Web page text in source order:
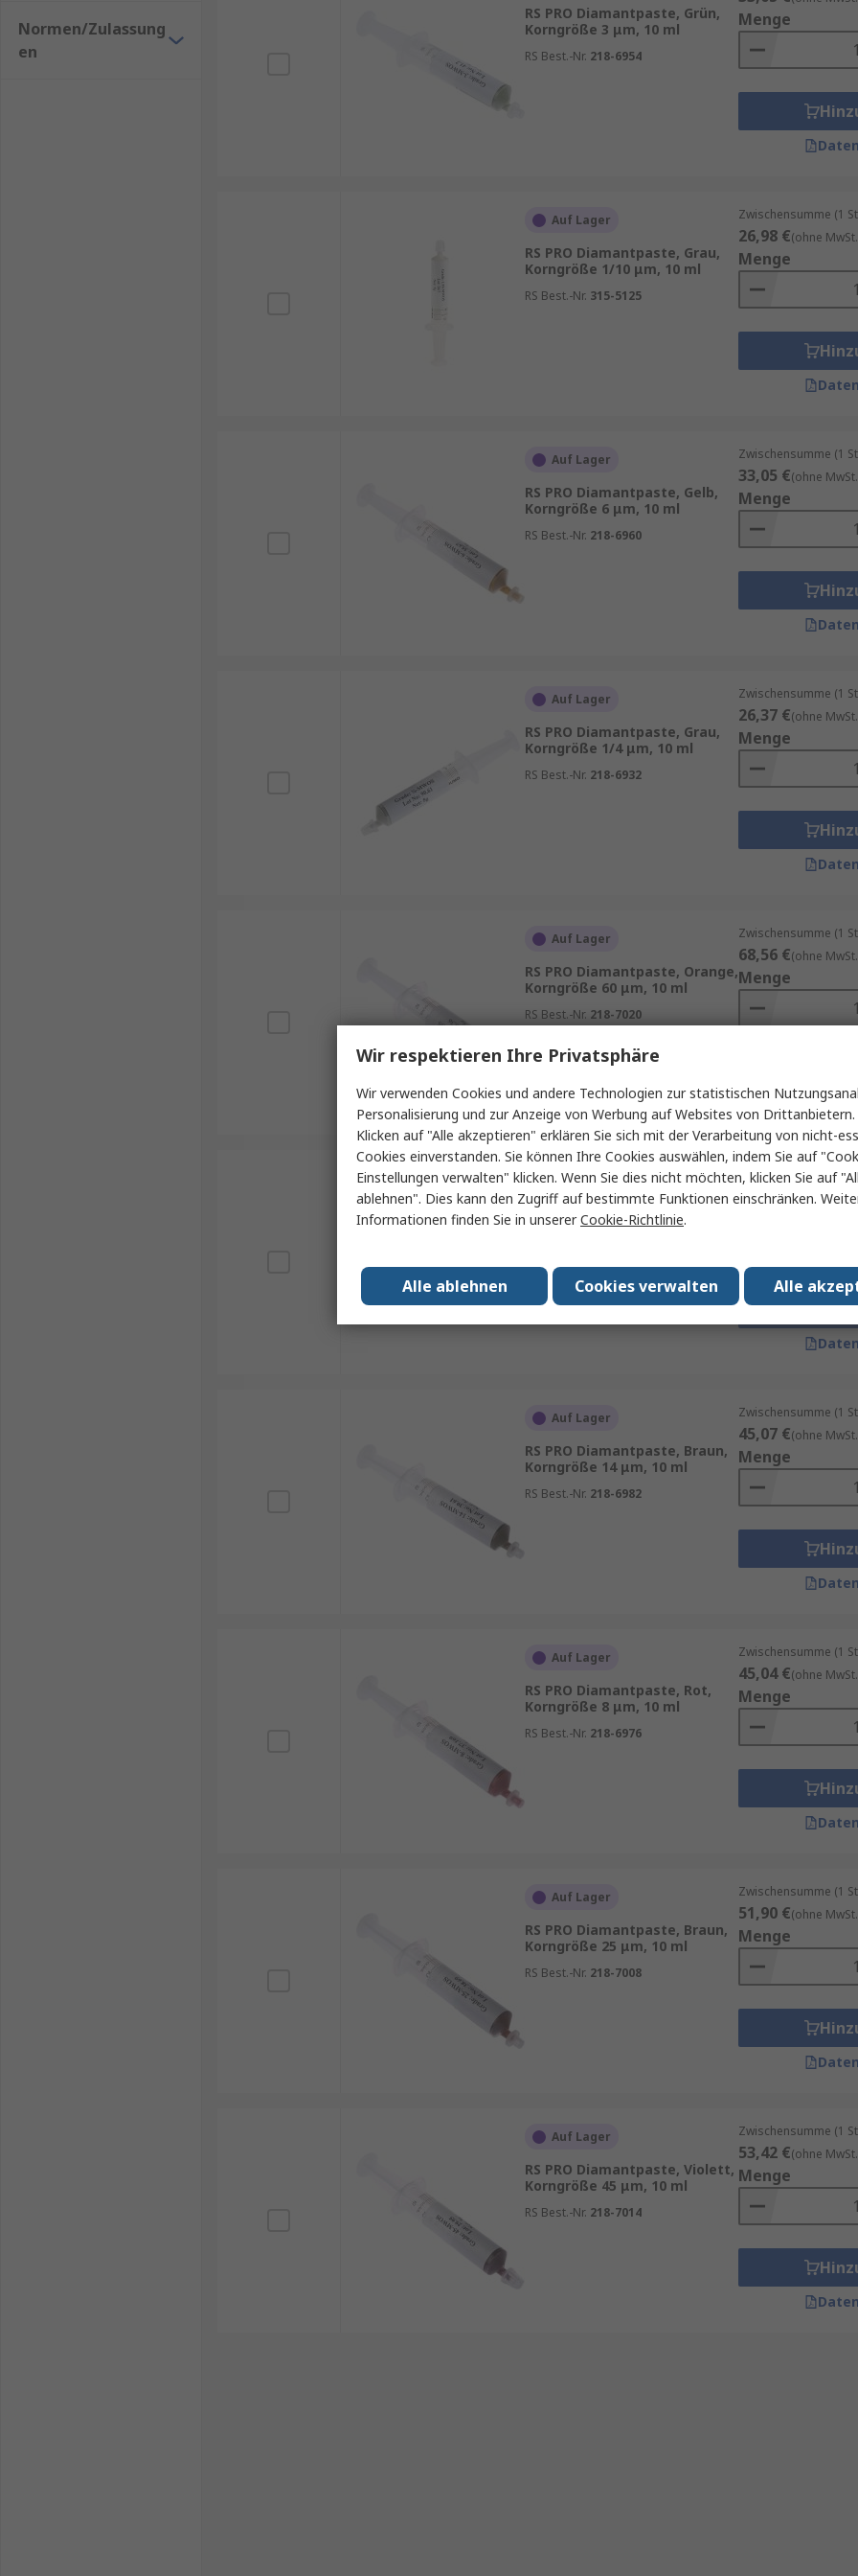
Kreuzkontamination auf Polieroberflächen zu verhindern.
Normen/Zulassung
en
RS PRO Diamantpaste, Grün,
Korngröße 3 μm, 10 ml
RS Best.-Nr. 218-6954
Menge
Auf Lager
RS PRO Diamantpaste, Grau,
Korngröße 1/10 μm, 10 ml
RS Best.-Nr. 315-5125
Zwischensumme (1
26,98 €(ohne
Menge
Auf Lager
RS PRO Diamantpaste, Gelb,
Korngröße 6 μm, 10 ml
RS Best.-Nr. 218-6960
Zwischensumme (1
33,05 €(ohne
Menge
Auf Lager
RS PRO Diamantpaste, Grau,
Korngröße 1/4 μm, 10 ml
RS Best.-Nr. 218-6932
Zwischensumme (1
26,37 €(ohne
Menge
Auf Lager
RS PRO Diamantpaste, Orange,
Korngröße 60 μm, 10 ml
RS Best.-Nr. 218-7020
Zwischensumme (1
68,56 €(ohne
Menge
Auf Lager
RS PRO Diamantpaste, Weiß,
Korngröße 90 μm, 10 ml
Zwischensumme (1
61,68 €(ohne
Auf Lager
RS PRO Diamantpaste, Braun,
Korngröße 14 μm, 10 ml
RS Best.-Nr. 218-6982
Zwischensumme (1
45,07 €(ohne
Menge
Auf Lager
RS PRO Diamantpaste, Rot,
Korngröße 8 μm, 10 ml
RS Best.-Nr. 218-6976
Zwischensumme (1
45,04 €(ohne
Menge
Auf Lager
RS PRO Diamantpaste, Braun,
Korngröße 25 μm, 10 ml
RS Best.-Nr. 218-7008
Zwischensumme (1
51,90 €(ohne
Menge
Auf Lager
RS PRO Diamantpaste, Violett,
Korngröße 45 μm, 10 ml
RS Best.-Nr. 218-7014
Zwischensumme (1
53,42 €(ohne
Menge
Wir respektieren Ihre Privatsphäre
Wir verwenden Cookies und andere Technologien zur statistischen
Personalisierung und zur Anzeige von Werbung auf Websites von
Klicken auf "Alle akzeptieren" erklären Sie sich mit der Verarbeitung von nicht-
Cookies einverstanden. Sie können Ihre Cookies auswählen, indem Sie auf
Einstellungen verwalten" klicken. Wenn Sie dies nicht möchten, klicken Sie auf
ablehnen". Dies kann den Zugriff auf bestimmte Funktionen einschränken.
Informationen finden Sie in unsererCookie-Richtlinie.
Alle
Cookies verwalten
Alle ablehnen